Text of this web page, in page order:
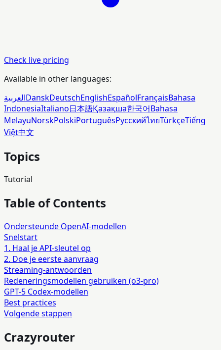
Check live pricing
Available in other languages:
العربيةDanskDeutschEnglishEspañolFrançaisBahasa
IndonesiaItaliano日本語Қазақша한국어Bahasa
MelayuNorskPolskiPortuguêsРусскийไทยTürkçeTiếng
Việt中文
Topics
Tutorial
Table of Contents
Ondersteunde OpenAI-modellen
Snelstart
1. Haal je API-sleutel op
2. Doe je eerste aanvraag
Streaming-antwoorden
Redeneringsmodellen gebruiken (o3-pro)
GPT-5 Codex-modellen
Best practices
Volgende stappen
Crazyrouter